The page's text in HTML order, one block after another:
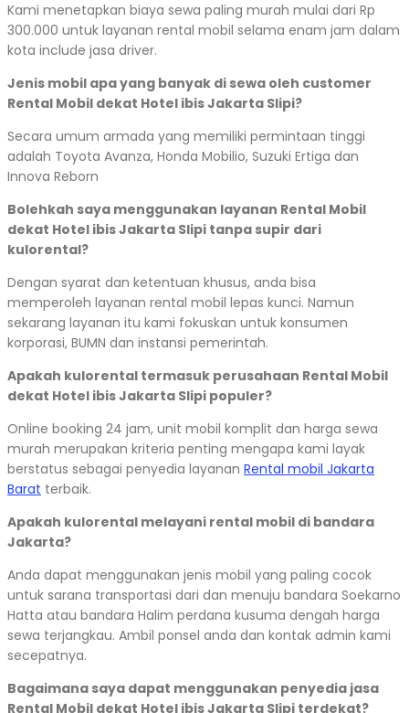
Kami menetapkan biaya sewa paling murah mulai dari Rp
300.000 untuk layanan rental mobil selama enam jam dalam
kota include jasa driver.
Jenis mobil apa yang banyak di sewa oleh customer
Rental Mobil dekat Hotel ibis Jakarta Slipi?
Secara umum armada yang memiliki permintaan tinggi
adalah Toyota Avanza, Honda Mobilio, Suzuki Ertiga dan
Innova Reborn
Bolehkah saya menggunakan layanan Rental Mobil
dekat Hotel ibis Jakarta Slipi tanpa supir dari
kulorental?
Dengan syarat dan ketentuan khusus, anda bisa
memperoleh layanan rental mobil lepas kunci. Namun
sekarang layanan itu kami fokuskan untuk konsumen
korporasi, BUMN dan instansi pemerintah.
Apakah kulorental termasuk perusahaan Rental Mobil
dekat Hotel ibis Jakarta Slipi populer?
Online booking 24 jam, unit mobil komplit dan harga sewa
murah merupakan kriteria penting mengapa kami layak
berstatus sebagai penyedia layanan Rental mobil Jakarta
Barat terbaik.
Apakah kulorental melayani rental mobil di bandara
Jakarta?
Anda dapat menggunakan jenis mobil yang paling cocok
untuk sarana transportasi dari dan menuju bandara Soekarno
Hatta atau bandara Halim perdana kusuma dengah harga
sewa terjangkau. Ambil ponsel anda dan kontak admin kami
secepatnya.
Bagaimana saya dapat menggunakan penyedia jasa
Rental Mobil dekat Hotel ibis Jakarta Slipi terdekat?